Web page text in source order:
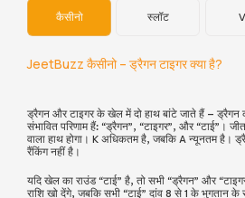
कैसीनो स्लॉट
JeetBuzz कैसीनो – ड्रैगन टाइगर क्या है?
ड्रैगन और टाइगर के खेल में दो हाथ बांटे जाते हैं – ड्रैगन
संभावित परिणाम हैं: “ड्रैगन”, “टाइगर”, और “टाई”।
वाला हाथ होगा। K अधिकतम है, जबकि A न्यूनतम है।
रैंकिंग नहीं है।
यदि खेल का राउंड “टाई” है, तो सभी “ड्रैगन” और
राशि खो देंगे, जबकि सभी “टाई” दांव 8 से 1 के भुगतान के